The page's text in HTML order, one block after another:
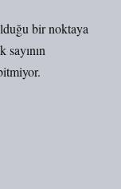
bir noktaya